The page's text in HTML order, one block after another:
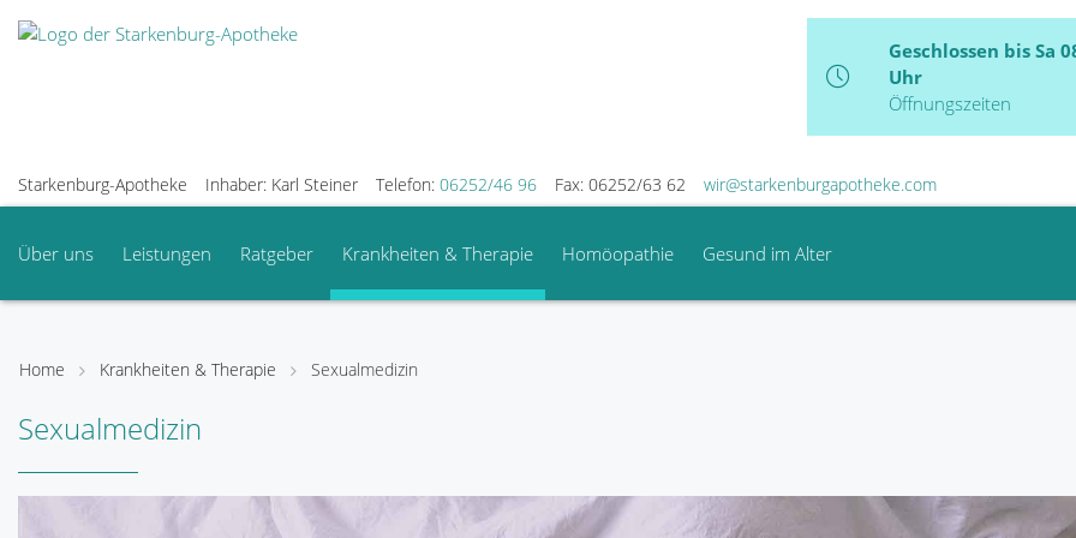
Geschlossen bis Sa
Uhr
Öffnungszeiten
Starkenburg-Apotheke Inhaber: Karl Steiner Telefon: 06252/46 96 Fax: 06252/63 62 wir@starkenburgapotheke.com
Über uns Leistungen Ratgeber Krankheiten & Therapie Homöopathie Gesund im Alter
Home Krankheiten & Therapie Sexualmedizin
Sexualmedizin